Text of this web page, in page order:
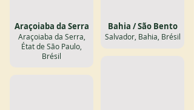
Araçoiaba da Serra
Araçoiaba da Serra,
État de São Paulo,
Brésil
Bahia / São Bento
Salvador, Bahia, Brésil